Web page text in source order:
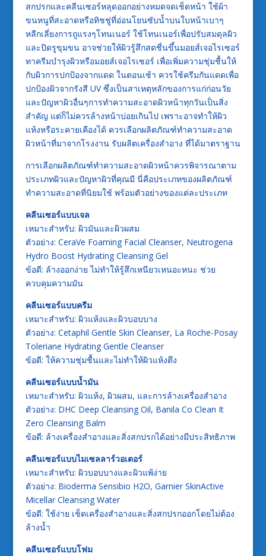
สกปรกและคลีนเซอร์หลุดออกอย่างหมดจดเช็ดหน้า ใช้ผ้า
ขนหนูที่สะอาดหรือทิชชู่ที่อ่อนโยนซับน้ำบนใบหน้าเบาๆ
หลีกเลี่ยงการถูแรงๆโทนเนอร์ ใช้โทนเนอร์เพื่อปรับสมดุลผิว
และปิดรูขุมขน อาจช่วยให้ผิวรู้สึกสดชื่นขึ้นมอยส์เจอไรเซอร์
ทาครีมบำรุงผิวหรือมอยส์เจอไรเซอร์ เพื่อเพิ่มความชุ่มชื้นให้
กับผิวการปกป้องจากแดด ในตอนเช้า ควรใช้ครีมกันแดดเพื่อ
ปกป้องผิวจากรังสี UV ซึ่งเป็นสาเหตุหลักของการแก่ก่อนวัย
และปัญหาผิวอื่นๆการทำความสะอาดผิวหน้าทุกวันเป็นสิ่ง
สำคัญ แต่ก็ไม่ควรล้างหน้าบ่อยเกินไป เพราะอาจทำให้ผิว
แห้งหรือระคายเคืองได้ ควรเลือกผลิตภัณฑ์ทำความสะอาด
ผิวหน้าที่มาจากโรงงาน รับผลิตเครื่องสำอาง ที่ได้มาตราฐาน
การเลือกผลิตภัณฑ์ทำความสะอาดผิวหน้าควรพิจารณาตาม
ประเภทผิวและปัญหาผิวที่คุณมี นี่คือประเภทของผลิตภัณฑ์
ทำความสะอาดที่นิยมใช้ พร้อมตัวอย่างของแต่ละประเภท
คลีนเซอร์แบบเจล
เหมาะสำหรับ: ผิวมันและผิวผสม
ตัวอย่าง: CeraVe Foaming Facial Cleanser, Neutrogena
Hydro Boost Hydrating Cleansing Gel
ข้อดี: ล้างออกง่าย ไม่ทำให้รู้สึกเหนียวเหนอะหนะ ช่วย
ควบคุมความมัน
คลีนเซอร์แบบครีม
เหมาะสำหรับ: ผิวแห้งและผิวบอบบาง
ตัวอย่าง: Cetaphil Gentle Skin Cleanser, La Roche-Posay
Toleriane Hydrating Gentle Cleanser
ข้อดี: ให้ความชุ่มชื้นและไม่ทำให้ผิวแห้งตึง
คลีนเซอร์แบบน้ำมัน
เหมาะสำหรับ: ผิวแห้ง, ผิวผสม, และการล้างเครื่องสำอาง
ตัวอย่าง: DHC Deep Cleansing Oil, Banila Co Clean It
Zero Cleansing Balm
ข้อดี: ล้างเครื่องสำอางและสิ่งสกปรกได้อย่างมีประสิทธิภาพ
คลีนเซอร์แบบไมเซลลาร์วอเตอร์
เหมาะสำหรับ: ผิวบอบบางและผิวแพ้ง่าย
ตัวอย่าง: Bioderma Sensibio H2O, Garnier SkinActive
Micellar Cleansing Water
ข้อดี: ใช้ง่าย เช็ดเครื่องสำอางและสิ่งสกปรกออกโดยไม่ต้อง
ล้างน้ำ
คลีนเซอร์แบบโฟม